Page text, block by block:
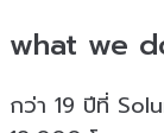
what we
กว่า 19 ปีที่